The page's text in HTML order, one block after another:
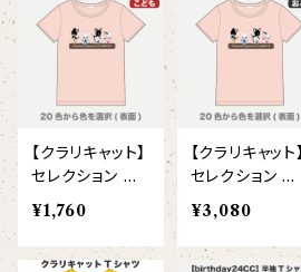
侍BRASSTシャツ
【wreath】
【custom_point】
【xx's day】
【embrem_American】
【Amazing player】
【EVENT ※期間限定商品】
ソックス
ネクタイ
ラグランTシャツ
ダンボールニットTシャツ
アムールヒョウ
白ヤギ
黒ヤギ
【クラリキャット】
セレクション 半
袖Tシャツ両面
(こども)
¥1,760
【クラリキャット】
セレクション 半
袖Tシャツ両面
(大人)
¥3,080